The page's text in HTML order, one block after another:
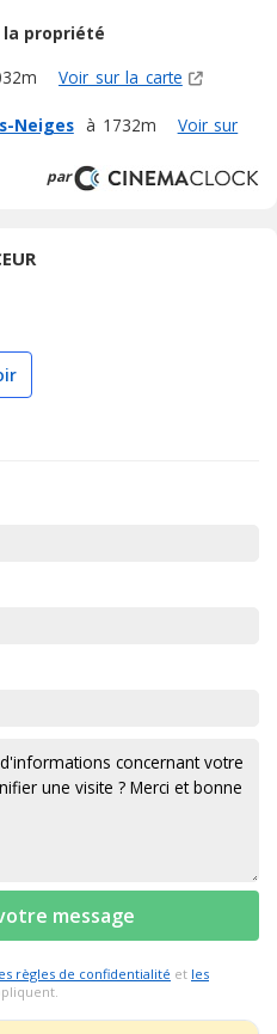
la propriété
Voir sur la carte
Neiges à 1732m
Voir sur
par
message
règles de confidentialité et les